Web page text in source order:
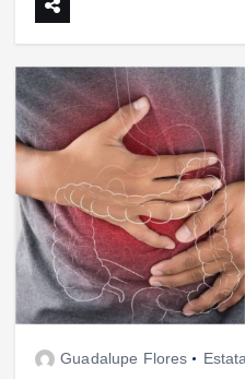
Guadalupe Flores